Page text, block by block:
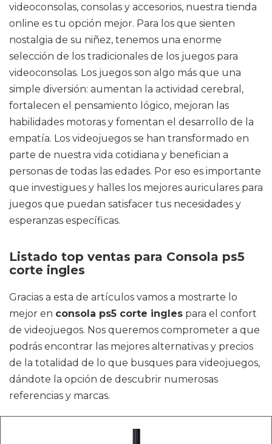
videoconsolas, consolas y accesorios, nuestra tienda
online es tu opción mejor. Para los que sienten
nostalgia de su niñez, tenemos una enorme
selección de los tradicionales de los juegos para
videoconsolas. Los juegos son algo más que una
simple diversión: aumentan la actividad cerebral,
fortalecen el pensamiento lógico, mejoran las
habilidades motoras y fomentan el desarrollo de la
empatía. Los videojuegos se han transformado en
parte de nuestra vida cotidiana y benefician a
personas de todas las edades. Por eso es importante
que investigues y halles los mejores auriculares para
juegos que puedan satisfacer tus necesidades y
esperanzas específicas.
Listado top ventas para Consola ps5
corte ingles
Gracias a esta de artículos vamos a mostrarte lo
mejor en consola ps5 corte ingles para el confort
de videojuegos. Nos queremos comprometer a que
podrás encontrar las mejores alternativas y precios
de la totalidad de lo que busques para videojuegos,
dándote la opción de descubrir numerosas
referencias y marcas.